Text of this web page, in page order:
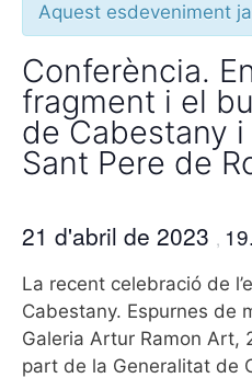
Aquest esdeveniment
Conferència.
fragment i el
de Cabestany
Sant Pere de
21 d'abril de 2023 ,
La recent celebració de
Cabestany. Espurnes de
Galeria Artur Ramon Art,
part de la Generalitat de